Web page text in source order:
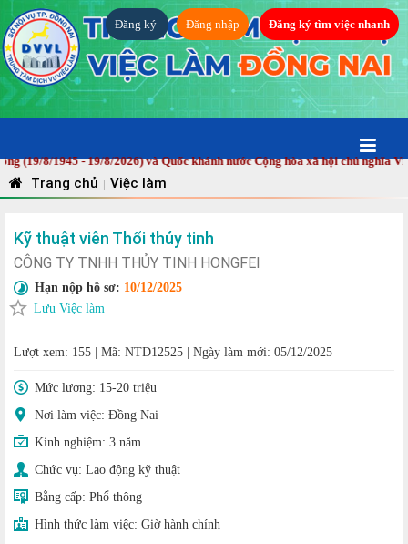
Đăng ký Đăng nhập Đăng ký tìm việc nhanh
8/1945 - 19/8/2026) và Quốc khánh nước Cộng hòa xã hội chủ nghĩa
Trang chủ | Việc làm
Kỹ thuật viên Thổi thủy tinh
CÔNG TY TNHH THỦY TINH HONGFEI
Hạn nộp hồ sơ: 10/12/2025
Lưu Việc làm
Lượt xem: 155 Mã: NTD12525 Ngày làm mới: 05/12/2025
Mức lương: 15-20 triệu
Nơi làm việc: Đồng Nai
Kinh nghiệm: 3 năm
Chức vụ: Lao động kỹ thuật
Bằng cấp: Phổ thông
Hình thức làm việc: Giờ hành chính